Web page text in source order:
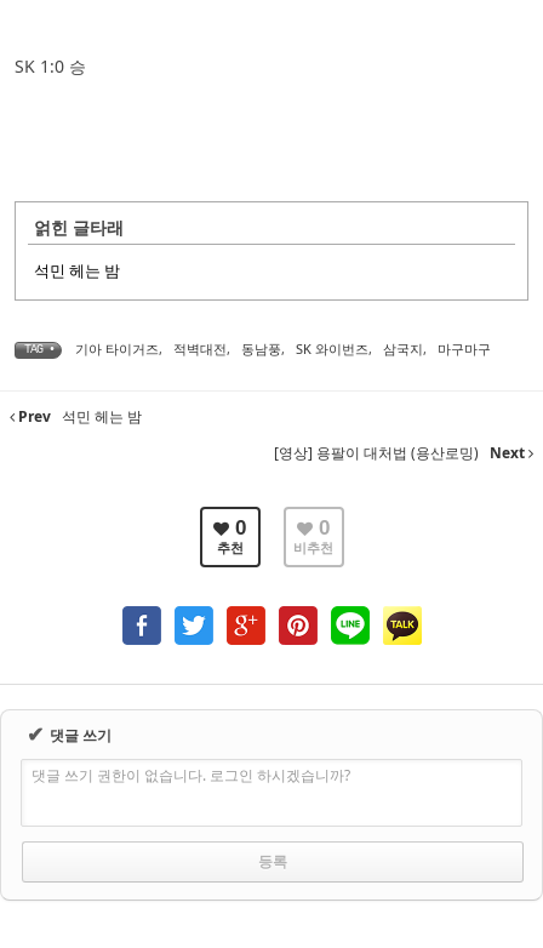
SK 1:0 승
얽힌 글타래
석민 헤는 밤
TAG • 기아 타이거즈, 적벽대전, 동남풍, SK 와이번즈, 삼국지, 마구마구
Prev 석민 헤는 밤
[영상] 용팔이 대처법 (용산로밍)
Next
0
추천
0
비추천
✔ 댓글 쓰기
댓글 쓰기 권한이 없습니다. 로그인 하시겠습니까?